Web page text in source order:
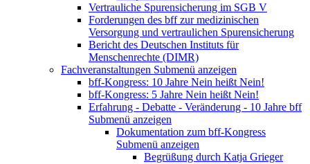
Vertrauliche Spurensicherung im SGB V
Forderungen des bff zur medizinischen
Versorgung und vertraulichen Spurensicherung
Bericht des Deutschen Instituts für
Menschenrechte (DIMR)
Fachveranstaltungen Submenü anzeigen
bff-Kongress: 10 Jahre Nein heißt Nein!
bff-Kongress: 5 Jahre Nein heißt Nein!
Erfahrung - Debatte - Veränderung - 10 Jahre bff
Submenü anzeigen
Dokumentation zum bff-Kongress
Submenü anzeigen
Begrüßung durch Katja Grieger